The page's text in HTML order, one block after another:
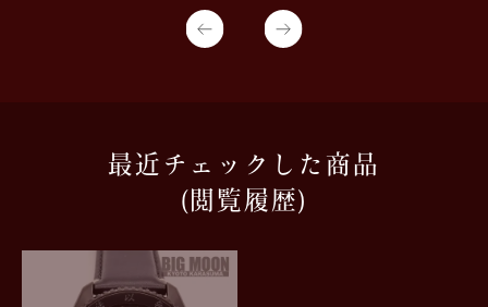
最近チェックした商品
(閲覧履歴)